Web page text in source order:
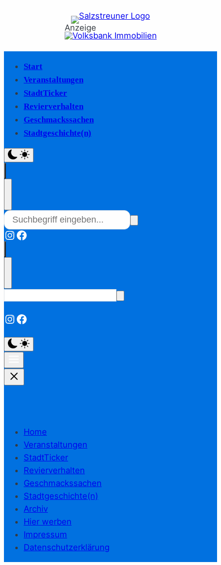
Anzeige
Start
Veranstaltungen
StadtTicker
Revierverhalten
Geschmackssachen
Stadtgeschichte(n)
Instagram
Facebook
Instagram
Facebook
Home
Veranstaltungen
StadtTicker
Revierverhalten
Geschmackssachen
Stadtgeschichte(n)
Archiv
Hier werben
Impressum
Datenschutzerklärung